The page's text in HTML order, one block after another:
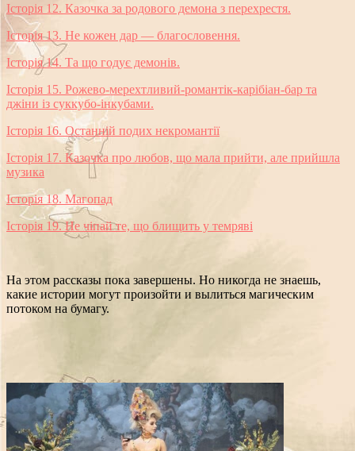
Історія 12. Казочка за родового демона з перехрестя.
Історія 13. Не кожен дар — благословення.
Історія 14. Та що годує демонів.
Історія 15. Рожево-мерехтливий-романтік-карібіан-бар та
джіни із суккубо-інкубами.
Історія 16. Останній подих некромантії
Історія 17. Казочка про любов, що мала прийти, але прийшла
музика
Історія 18. Магопад
Історія 19. Не чіпай те, що блищить у темряві
На этом рассказы пока завершены. Но никогда не знаешь,
какие истории могут произойти и вылиться магическим
потоком на бумагу.